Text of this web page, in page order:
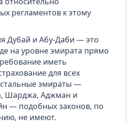
регламентов к этому
Дубай и Абу‑Даби — это
на уровне эмирата прямо
иметь
для всех
эмираты —
Шарджа, Аджман и
— подобных законов, по
не имеют.